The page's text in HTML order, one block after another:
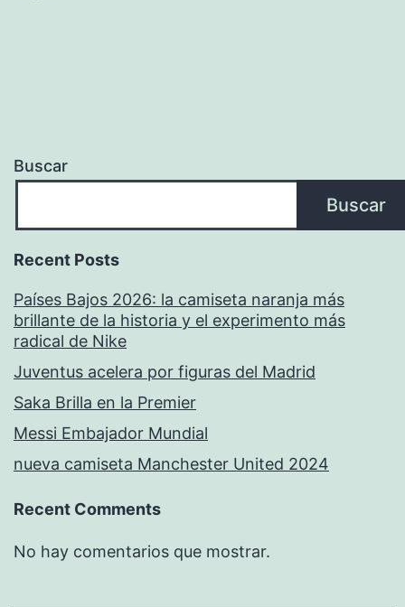
Buscar
Buscar
Recent Posts
Países Bajos 2026: la camiseta naranja más
brillante de la historia y el experimento más
radical de Nike
Juventus acelera por figuras del Madrid
Saka Brilla en la Premier
Messi Embajador Mundial
nueva camiseta Manchester United 2024
Recent Comments
No hay comentarios que mostrar.